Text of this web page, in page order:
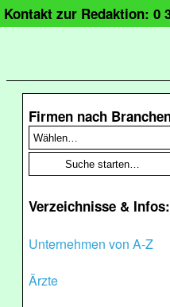
Kontakt zur Redaktion: 0
Firmen nach
Verzeichnisse & Infos:
Unternehmen von A-Z
Ärzte